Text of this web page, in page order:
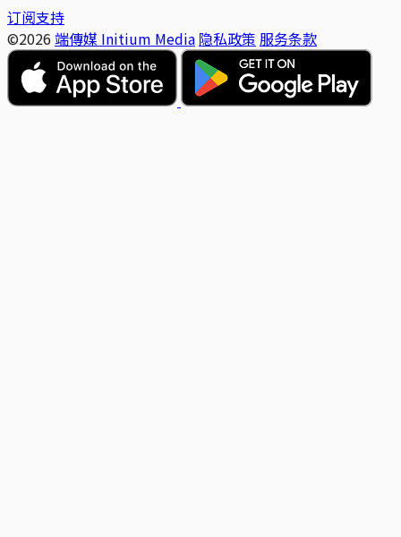
订阅支持
©2026 端傳媒 Initium Media 隐私政策 服务条款